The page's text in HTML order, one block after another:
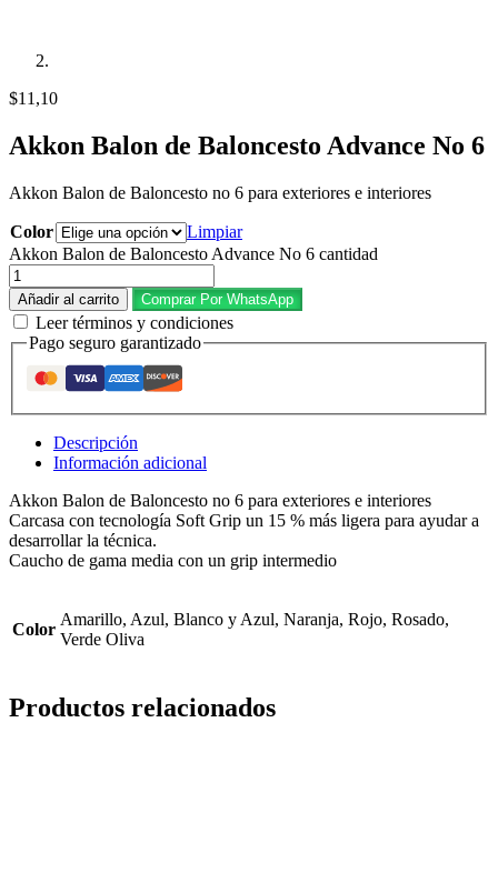
$11,10
Akkon Balon de Baloncesto Advance No 6
Akkon Balon de Baloncesto no 6 para exteriores e interiores
Color
Limpiar
Akkon Balon de Baloncesto Advance No 6 cantidad
Añadir al carrito Comprar Por WhatsApp
Leer términos y condiciones
Pago seguro garantizado
Descripción
Información adicional
Akkon Balon de Baloncesto no 6 para exteriores e interiores
Carcasa con tecnología Soft Grip un 15 % más ligera para ayudar a
desarrollar la técnica.
Caucho de gama media con un grip intermedio
Color
Amarillo, Azul, Blanco y Azul, Naranja, Rojo, Rosado,
Verde Oliva
Productos relacionados